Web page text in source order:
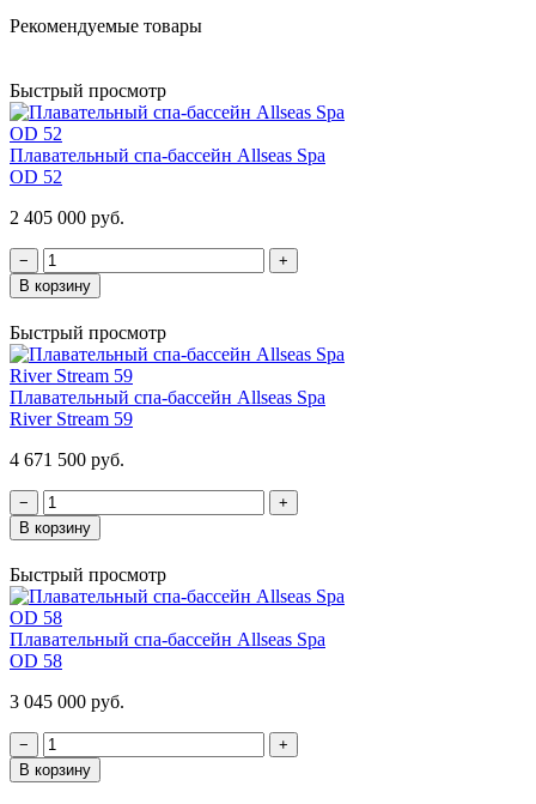
Рекомендуемые товары
Быстрый просмотр
Плавательный спа-бассейн Allseas Spa
OD 52
2 405 000 руб.
−
+
В корзину
Быстрый просмотр
Плавательный спа-бассейн Allseas Spa
River Stream 59
4 671 500 руб.
−
+
В корзину
Быстрый просмотр
Плавательный спа-бассейн Allseas Spa
OD 58
3 045 000 руб.
−
+
В корзину